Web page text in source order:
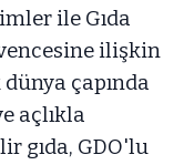
ile Gıda
ilişkin
çapında
açlıkla
gıda, GDO'lu